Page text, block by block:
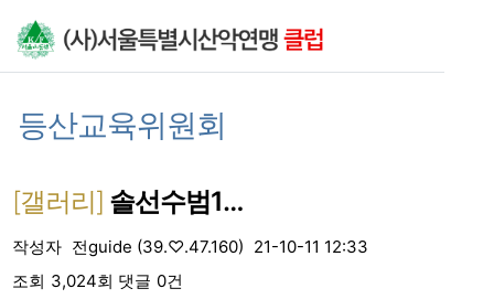
상단 네비
등산교육위원회
[갤러리] 솔선수범1회차.2회차
작성자 전guide (39.♡.47.160) 21-10-11 12:33
조회 3,024회 댓글 0건